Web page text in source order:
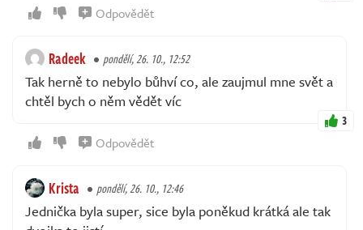
Odpovědět
Radeek pondělí, 26. 10., 12:52
Tak herně to nebylo bůhví co, ale zaujmul mne svět a
chtěl bych o něm vědět víc
3
Odpovědět
Krista pondělí, 26. 10., 12:46
Jednička byla super, sice byla poněkud krátká ale tak